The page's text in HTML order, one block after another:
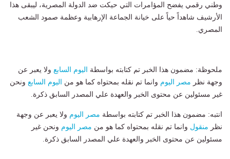
وطني رقمي يفضح المؤامرات التي حيكت ضد الدولة المصرية، ليبقى هذا
الأرشيف شاهداً حياً على خيانة الجماعة الإرهابية وعظمة صمود الشعب
المصري.
ملحوظة: مضمون هذا الخبر تم كتابته بواسطة اليوم السابع ولا يعبر عن
وجهة نظر مصر اليوم وانما تم نقله بمحتواه كما هو من اليوم السابع ونحن
غير مسئولين عن محتوى الخبر والعهدة علي المصدر السابق ذكرة.
انتبه: مضمون هذا الخبر تم كتابته بواسطة مصر اليوم ولا يعبر عن وجهة
نظر منقول وانما تم نقله بمحتواه كما هو من مصر اليوم ونحن غير
مسئولين عن محتوى الخبر والعهدة علي المصدر السابق ذكرة.